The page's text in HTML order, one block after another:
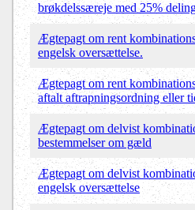
brøkdelssæreje med 25%
Ægtepagt om rent
engelsk oversættelse.
Ægtepagt om rent
aftalt aftrapningsordning eller
Ægtepagt om delvist
bestemmelser om gæld
Ægtepagt om delvist
engelsk oversættelse